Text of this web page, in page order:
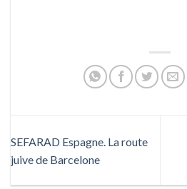
SEFARAD Espagne. La route
juive de Barcelone